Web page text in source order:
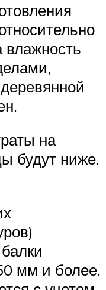
влажность
на
будут ниже.
мм и более.